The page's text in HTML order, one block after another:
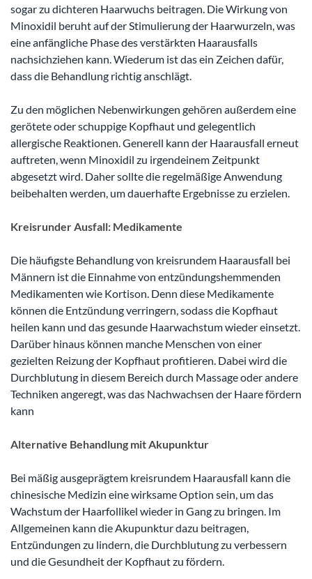
sogar zu dichteren Haarwuchs beitragen. Die Wirkung von
Minoxidil beruht auf der Stimulierung der Haarwurzeln, was
eine anfängliche Phase des verstärkten Haarausfalls
nachsichziehen kann. Wiederum ist das ein Zeichen dafür,
dass die Behandlung richtig anschlägt.
Zu den möglichen Nebenwirkungen gehören außerdem eine
gerötete oder schuppige Kopfhaut und gelegentlich
allergische Reaktionen. Generell kann der Haarausfall erneut
auftreten, wenn Minoxidil zu irgendeinem Zeitpunkt
abgesetzt wird. Daher sollte die regelmäßige Anwendung
beibehalten werden, um dauerhafte Ergebnisse zu erzielen.
Kreisrunder Ausfall: Medikamente
Die häufigste Behandlung von kreisrundem Haarausfall bei
Männern ist die Einnahme von entzündungshemmenden
Medikamenten wie Kortison. Denn diese Medikamente
können die Entzündung verringern, sodass die Kopfhaut
heilen kann und das gesunde Haarwachstum wieder einsetzt.
Darüber hinaus können manche Menschen von einer
gezielten Reizung der Kopfhaut profitieren. Dabei wird die
Durchblutung in diesem Bereich durch Massage oder andere
Techniken angeregt, was das Nachwachsen der Haare fördern
kann
Alternative Behandlung mit Akupunktur
Bei mäßig ausgeprägtem kreisrundem Haarausfall kann die
chinesische Medizin eine wirksame Option sein, um das
Wachstum der Haarfollikel wieder in Gang zu bringen. Im
Allgemeinen kann die Akupunktur dazu beitragen,
Entzündungen zu lindern, die Durchblutung zu verbessern
und die Gesundheit der Kopfhaut zu fördern.